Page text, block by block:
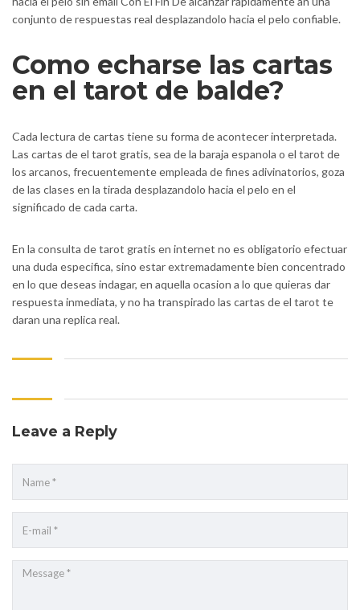
conjunto de respuestas real desplazandolo hacia el pelo confiable.
Como echarse las cartas
en el tarot de balde?
Cada lectura de cartas tiene su forma de acontecer interpretada.
Las cartas de el tarot gratis, sea de la baraja espanola o el tarot de
los arcanos, frecuentemente empleada de fines adivinatorios, goza
de las clases en la tirada desplazandolo hacia el pelo en el
significado de cada carta.
En la consulta de tarot gratis en internet no es obligatorio efectuar
una duda especifica, sino estar extremadamente bien concentrado
en lo que deseas indagar, en aquella ocasion a lo que quieras dar
respuesta inmediata, y no ha transpirado las cartas de el tarot te
daran una replica real.
Leave a Reply